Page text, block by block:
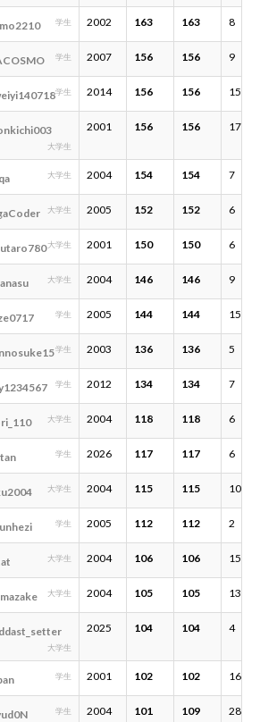
学生 2002 163 163 8
学生 2007 156 156 9
学生 2014 156 156 15
大学生
2001 156 156 17
大学生 2004 154 154 7
大学生 2005 152 152 6
大学生 2001 150 150 6
大学生 2004 146 146 9
学生 2005 144 144 15
学生 2003 136 136 5
学生 2012 134 134 7
大学生 2004 118 118 6
学生 2026 117 117 6
大学生 2004 115 115 10
学生 2005 112 112 2
大学生 2004 106 106 15
大学生 2004 105 105 13
大学生
2025 104 104 4
学生 2001 102 102 16
学生 2004 101 109 28